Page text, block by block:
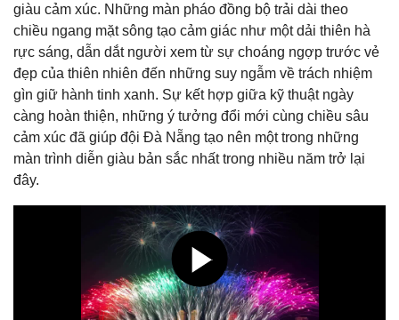
giàu cảm xúc. Những màn pháo đồng bộ trải dài theo
chiều ngang mặt sông tạo cảm giác như một dải thiên hà
rực sáng, dẫn dắt người xem từ sự choáng ngợp trước vẻ
đẹp của thiên nhiên đến những suy ngẫm về trách nhiệm
gìn giữ hành tinh xanh. Sự kết hợp giữa kỹ thuật ngày
càng hoàn thiện, những ý tưởng đổi mới cùng chiều sâu
cảm xúc đã giúp đội Đà Nẵng tạo nên một trong những
màn trình diễn giàu bản sắc nhất trong nhiều năm trở lại
đây.